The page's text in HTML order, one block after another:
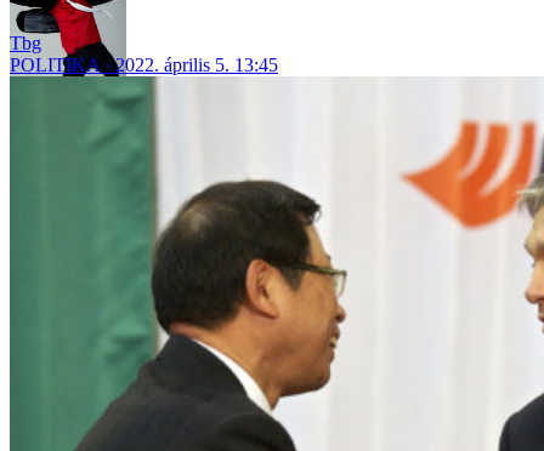
Tbg
POLITIKA
2022. április 5. 13:45